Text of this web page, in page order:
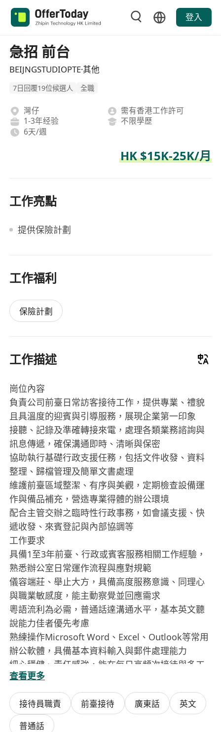
登入
急招 前台
BEIJNGSTUDIOPTE·其他
7日回覆19位候選人 全職
灣仔
需有香港工作許可
1-3年经验
不限學歷
6天/週
HK $15K-25K/月
工作亮點
提供保險計劃
工作福利
保險計劃
工作描述
崗位內容
負責公司前臺日常訪客接待工作，提供專業、禮貌
且具溫度的迎賓與引導服務，展現企業第一印象
接聽、記錄及準確轉接來電，處理各類業務諮詢與
訊息傳遞，確保溝通即時、清晰與保密
協助執行基礎行政支援任務，包括文件收發、資料
整理、歸檔管理及簡單文書處理
維護前臺區域整潔、有序與美觀，定期檢查設備運
作與備品補充，營造專業得體的辦公環境
配合主管交辦之臨時性行政事務，如會議支援、快
遞收發、來賓登記與內部協調等
工作要求
具備1至3年前臺、行政或賓客服務相關工作經驗，
熟悉辦公室日常運作流程與應對規範
儀容端莊、舉止大方，具備高度服務意識、同理心
與職業敏感度，能主動察覺並回應需求
粵語流利為必需，普通話達溝通水平，基本英文聽
說能力佳者優先考慮
熟練操作Microsoft Word、Excel、Outlook等常用
辦公軟體，具備基本資料輸入與郵件處理能力
細心穩健、責任感強，能在每日高頻次接待與多工
並行下保持效率與情緒穩定
查看更多
接待員職責 前臺接待 廣東話
英文
普通話